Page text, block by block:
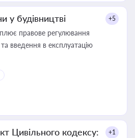
у будівництві +5
правове регулювання
введення в експлуатацію
Цивільного кодексу:
+1